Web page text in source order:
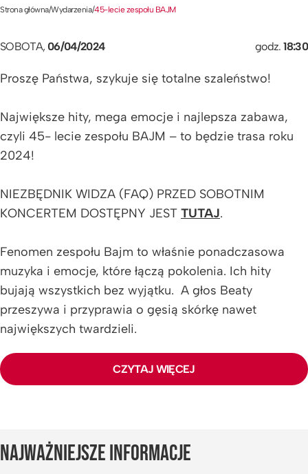
Strona główna/Wydarzenia/45-lecie zespołu BAJM
SOBOTA, 06/04/2024 godz.18:30
Proszę Państwa, szykuje się totalne szaleństwo!
Największe hity, mega emocje i najlepsza zabawa,
czyli 45- lecie zespołu BAJM – to będzie trasa roku
2024!
NIEZBĘDNIK WIDZA (FAQ) PRZED SOBOTNIM
KONCERTEM DOSTĘPNY JEST TUTAJ.
Fenomen zespołu Bajm to właśnie ponadczasowa
muzyka i emocje, które łączą pokolenia. Ich hity
bujają wszystkich bez wyjątku. A głos Beaty
przeszywa i przyprawia o gęsią skórkę nawet
największych twardzieli.
Trasa 45 lecia to muzyczna podróż przed dekady
polskiej muzyki.
tych i romantyczne ballady, które wszyscy znamy i
uwielbiamy. A nie ma nic bardziej porywającego jak
CZYTAJ WIĘCEJ
NAJWAŻNIEJSZE INFORMACJE